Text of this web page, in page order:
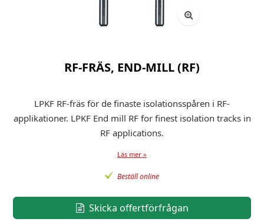
RF-FRÄS, END-MILL (RF)
LPKF RF-fräs för de finaste isolationsspåren i RF-
applikationer. LPKF End mill RF for finest isolation tracks in
RF applications.
Läs mer »
Beställ online
Skicka offertförfrågan